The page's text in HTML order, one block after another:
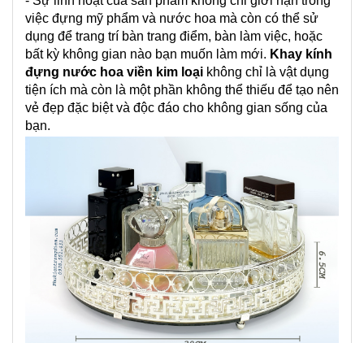
việc đựng mỹ phẩm và nước hoa mà còn có thể sử
dụng để trang trí bàn trang điểm, bàn làm việc, hoặc
bất kỳ không gian nào bạn muốn làm mới. Khay kính
đựng nước hoa viền kim loại không chỉ là vật dụng
tiện ích mà còn là một phần không thể thiếu để tạo nên
vẻ đẹp đặc biệt và độc đáo cho không gian sống của
bạn.